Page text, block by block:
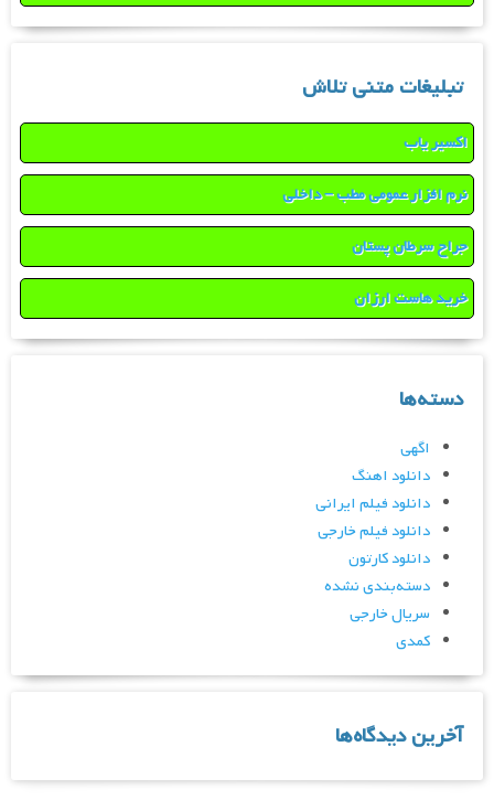
تبلیغات متنی تلاش
اکسیر یاب
نرم افزار عمومی مطب – داخلی
جراح سرطان پستان
خرید هاست ارزان
دسته‌ها
اگهی
دانلود اهنگ
دانلود فیلم ایرانی
دانلود فیلم خارجی
دانلود کارتون
دسته‌بندی نشده
سریال خارجی
کمدی
آخرین دیدگاه‌ها